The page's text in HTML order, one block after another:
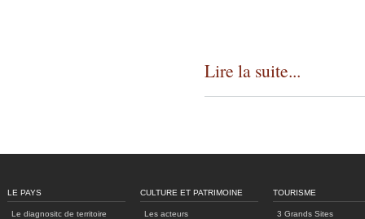
Lire la suite...
LE PAYS
Le diagnositc de territoire
CULTURE ET PATRIMOINE
Les acteurs
TOURISME
3 Grands Sites